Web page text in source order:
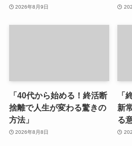
2026年8月9日
「40代から始める！終活断
捨離で人生が変わる驚きの
方法」
2026年8月8日
「
新
る